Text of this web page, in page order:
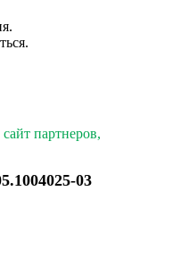
партнеров,
03